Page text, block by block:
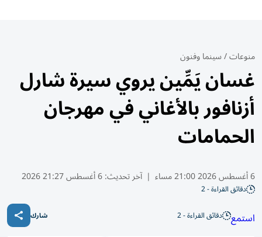
منوعات/سينما وفنون
غسان يَمِّين يروي سيرة شارل
أزنافور بالأغاني في مهرجان
الحمامات
6 أغسطس 2026 21:00 مساء | آخر تحديث:6 أغسطس 21:27 2026
دقائق القراءة - 2
استمع دقائق القراءة - 2 شارك